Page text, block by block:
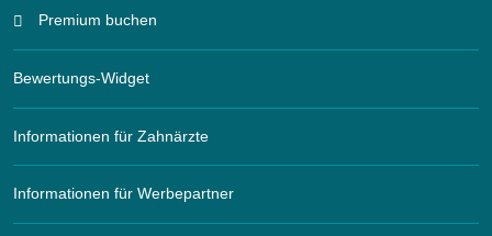
Premium buchen
Bewertungs-Widget
Informationen für Zahnärzte
Informationen für Werbepartner